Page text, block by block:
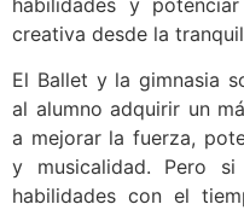
creativa desde la
El Ballet y la gimnasia
al alumno adquirir un
a mejorar la fuerza,
y musicalidad. Pero
habilidades con el